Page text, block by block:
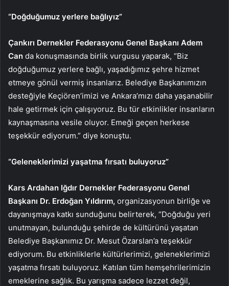
“Doğduğumuz yerlere bağlıyız”
Çankırı Dernekler Federasyonu Genel Başkanı Adem
Can da konuşmasında birlik vurgusu yaparak, “Biz
doğduğumuz yerlere bağlı, yaşadığımız şehre hizmet
etmeye gönül vermiş insanlarız. Belediye Başkanımızın
desteğiyle Keçiören’imizi ve Ankara’mızı daha yaşanabilir
hale getirmek için çalışıyoruz. Bu tür etkinlikler insanların
kaynaşmasına vesile oluyor. Emeği geçen herkese
teşekkür ediyorum.” diye konuştu.
“Geleneklerimizi yaşatma fırsatı buluyoruz”
Kars Ardahan Iğdır Dernekler Federasyonu Genel
Başkanı Dr. Erdoğan Yıldırım, organizasyonun birliğe ve
dayanışmaya katkı sunduğunu belirterek, “Doğduğu yeri
unutmayan, bulunduğu şehirde de kültürünü yaşatan
Belediye Başkanımız Dr. Mesut Özarslan’a teşekkür
ediyorum. Bu etkinliklerle kültürlerimizi, geleneklerimizi
yaşatma fırsatı buluyoruz. Katılan tüm hemşehrilerimizin
emeklerine sağlık. Bu yarışma sadece lezzet değil,